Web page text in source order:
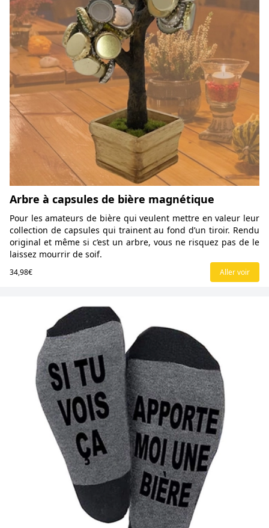
Arbre à capsules de bière magnétique
Pour les amateurs de bière qui veulent mettre en valeur leur
collection de capsules qui trainent au fond d’un tiroir. Rendu
original et même si c’est un arbre, vous ne risquez pas de le
laissez mourrir de soif.
34,98€ Aller voir